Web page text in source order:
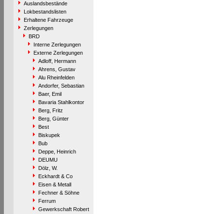
Auslandsbestände
Lokbestandslisten
Erhaltene Fahrzeuge
Zerlegungen
BRD
Interne Zerlegungen
Externe Zerlegungen
Adloff, Hermann
Ahrens, Gustav
Alu Rheinfelden
Andorfer, Sebastian
Baer, Emil
Bavaria Stahlkontor
Berg, Fritz
Berg, Günter
Best
Biskupek
Bub
Deppe, Heinrich
DEUMU
Dölz, W.
Eckhardt & Co
Eisen & Metall
Fechner & Söhne
Ferrum
Gewerkschaft Robert